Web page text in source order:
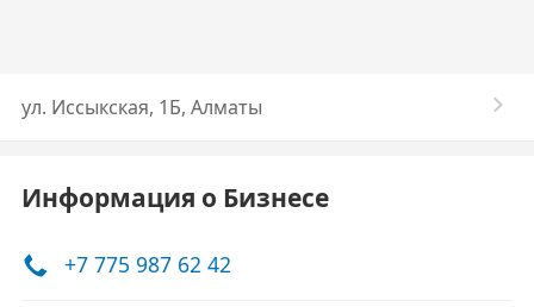
ул. Иссыкская, 1Б, Алматы
Информация о Бизнесе
+7 775 987 62 42